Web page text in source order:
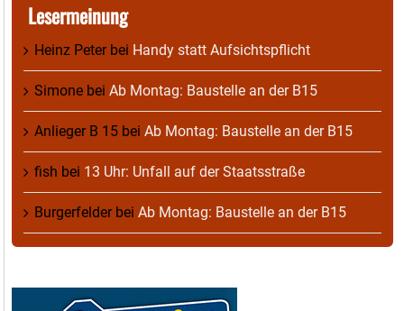
Lesermeinung
Heinz Peterbei Handy statt Aufsichtspflicht
Simone bei Ab Montag: Baustelle an der B15
Anlieger B 15 bei Ab Montag: Baustelle an der B15
fish bei 13 Uhr: Unfall auf der Staatsstraße
Burgerfelderbei Ab Montag: Baustelle an der B15